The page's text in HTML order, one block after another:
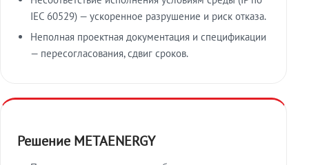
IEC 60529) — ускоренное разрушение и риск отказа.
Неполная проектная документация и спецификации
— пересогласования, сдвиг сроков.
Решение METAENERGY